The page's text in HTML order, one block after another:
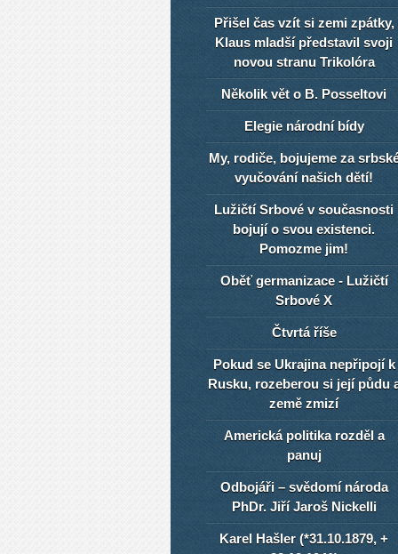
Přišel čas vzít si zemi zpátky,
Klaus mladší představil svoji
novou stranu Trikolóra
Několik vět o B. Posseltovi
Elegie národní bídy
My, rodiče, bojujeme za
vyučování našich dětí!
Lužičtí Srbové v současnosti
bojují o svou existenci.
Pomozme jim!
Oběť germanizace - Lužičtí
Srbové X
Čtvrtá říše
Pokud se Ukrajina nepřipojí k
Rusku, rozeberou si její půdu
země zmizí
Americká politika rozděl a
panuj
Odbojáři – svědomí národa
PhDr. Jiří Jaroš Nickelli
Karel Hašler (*31.10.1879, +